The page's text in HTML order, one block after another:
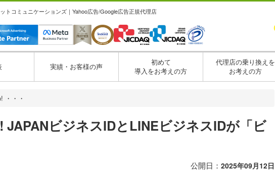
トコミュニケーションズ｜Yahoo広告/Google広告正規代理店
実績・お客様の声
初めて
導入をお考えの方
代理店の乗り換えを
お考えの方
・・・
JAPANビジネスIDとLINEビジネスIDが「ビ
公開日： 2025年09月12日